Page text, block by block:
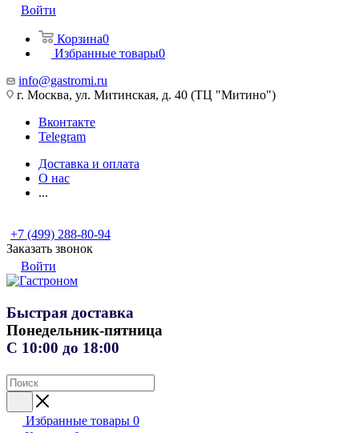
Войти
Корзина0
Избранные товары0
info@gastromi.ru
г. Москва, ул. Митинская, д. 40 (ТЦ "Митино")
Вконтакте
Telegram
Доставка и оплата
О нас
...
+7 (499) 288-80-94
Заказать звонок
Войти
Быстрая доставка
Понедельник-пятница
С 10:00 до 18:00
Избранные товары 0